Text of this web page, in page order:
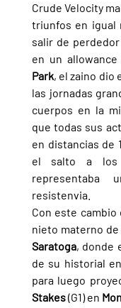
Crude Velocity
triunfos en igual
salir de
en un
Park, el zaino dio
las jornadas
cuerpos en la
que todas sus
en distancias de
el salto a los
representaba
resistenvia.
Con este
Saratoga, donde
de su historial
para luego
Stakes (G1) en